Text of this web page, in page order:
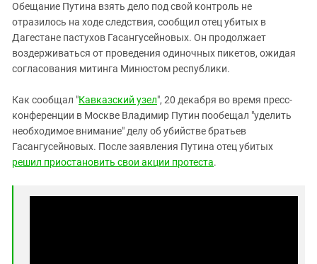
Северная Осетия - Алания
СКФО
Ставропольский край
Южная Осетия
Южный Кавказ
ЮФО
Обещание Путина взять дело под свой контроль не
отразилось на ходе следствия, сообщил отец убитых в
Дагестане пастухов Гасангусейновых. Он продолжает
воздерживаться от проведения одиночных пикетов, ожидая
согласования митинга Минюстом республики.
Как сообщал "Кавказский узел", 20 декабря во время пресс-
конференции в Москве Владимир Путин пообещал "уделить
необходимое внимание" делу об убийстве братьев
Гасангусейновых. После заявления Путина отец убитых
решил приостановить свои акции протеста.